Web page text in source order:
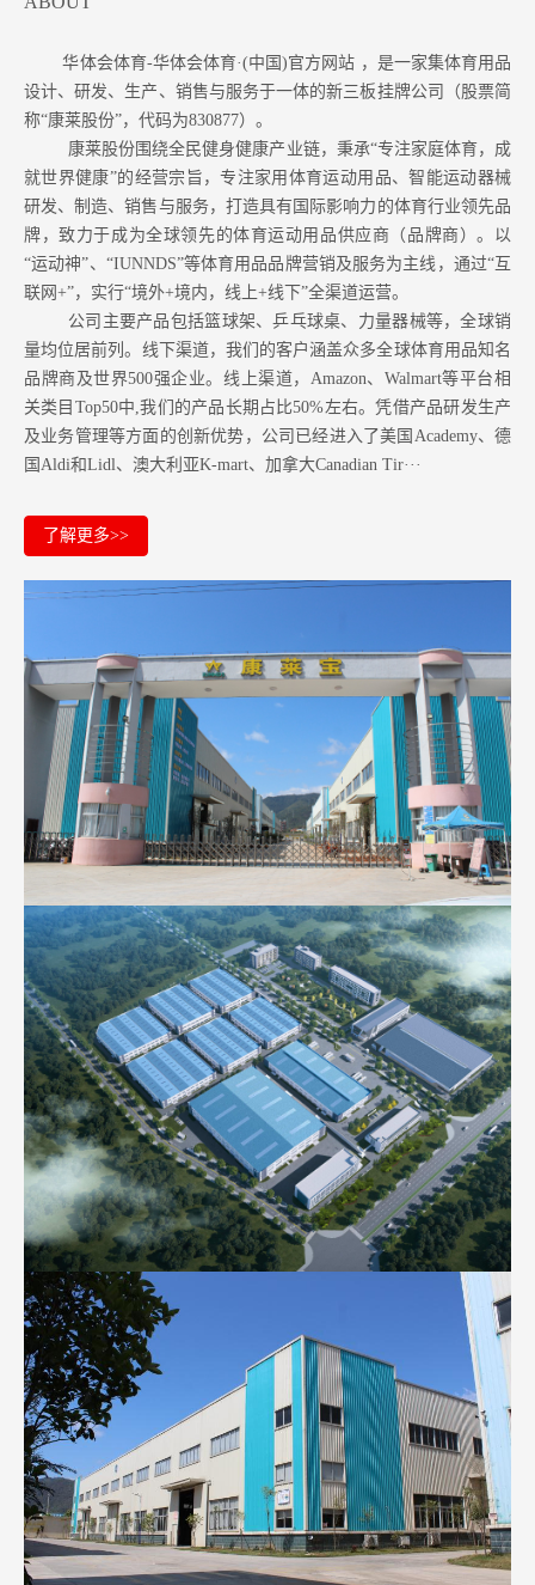
华体会体育-华体会体育·(中国)官方网站 ，是一家集体育用品
设计、研发、生产、销售与服务于一体的新三板挂牌公司（股票简
称“康莱股份”，代码为830877）。
康莱股份围绕全民健身健康产业链，秉承“专注家庭体育，成
就世界健康”的经营宗旨，专注家用体育运动用品、智能运动器械
研发、制造、销售与服务，打造具有国际影响力的体育行业领先品
牌，致力于成为全球领先的体育运动用品供应商（品牌商）。以
“运动神”、“IUNNDS”等体育用品品牌营销及服务为主线，通过“互
联网+”，实行“境外+境内，线上+线下”全渠道运营。
公司主要产品包括篮球架、乒乓球桌、力量器械等，全球销
量均位居前列。 线下渠道，我们的客户涵盖众多全球体育用品知名
品牌商及世界500强企业。 线上渠道，Amazon、Walmart等平台相
关类目Top50中,我们的产品长期占比50%左右。凭借产品研发生产
及业务管理等方面的创新优势，公司已经进入了美国Academy、德
国Aldi和Lidl、澳大利亚K-mart、加拿大Canadian Tir···
了解更多>>